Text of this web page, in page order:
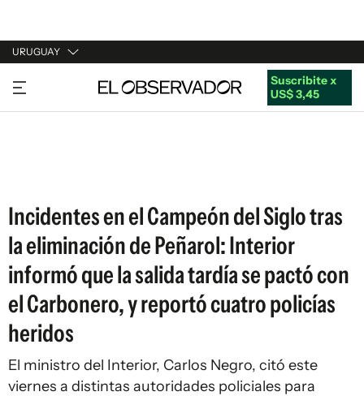
URUGUAY
URUGUAY
ARGENTINA
Suscribite x
US$ 3,45
Incidentes en el Campeón del Siglo tras
la eliminación de Peñarol: Interior
informó que la salida tardía se pactó con
el Carbonero, y reportó cuatro policías
heridos
El ministro del Interior, Carlos Negro, citó este
viernes a distintas autoridades policiales para